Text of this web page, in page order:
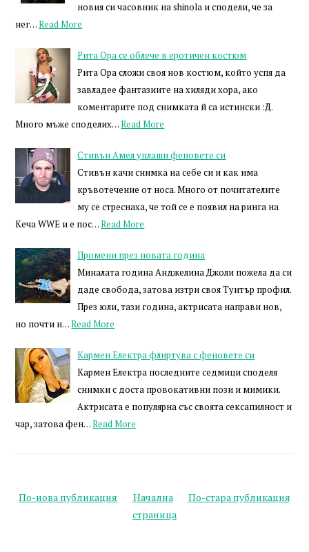
новия си часовник на shinola и сподели, че за
нег…Read More
Рита Ора се облече в еротичен костюм
Рита Ора сложи своя нов костюм, който успя да
завладее фантазиите на хиляди хора, ако
коментарите под снимката й са истински :Д.
Много мъже споделих…Read More
Стивън Амел уплаши феновете си
Стивън качи снимка на себе си и как има
кръвотечение от носа. Много от почитателите
му се стреснаха, че той се е появил на ринга на
Кеча WWE и е пос…Read More
Промени през новата година
Миналата година Анджелина Джоли пожела да си
даде свобода, затова изтри своя Туитър профил.
През юли, тази година, актрисата направи нов,
но почти н…Read More
Кармен Електра флиртува с феновете си
Кармен Електра последните седмици споделя
снимки с доста провокативни пози и мимики.
Актрисата е популярна със своята сексапилност и
чар, затова фен…Read More
По-нова публикация По-стара публикация
Начална
страница